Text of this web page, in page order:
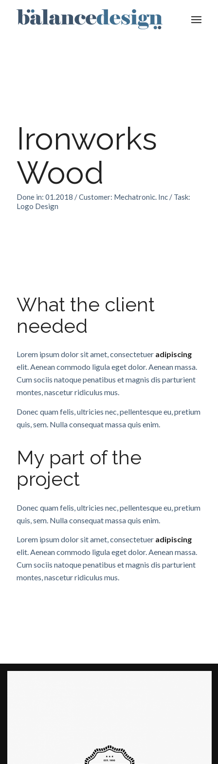
Ironworks
Wood
Done in: 01.2018 / Customer: Mechatronic. Inc / Task:
Logo Design
What the client
needed
Lorem ipsum dolor sit amet, consectetuer adipiscing
elit. Aenean commodo ligula eget dolor. Aenean massa.
Cum sociis natoque penatibus et magnis dis parturient
montes, nascetur ridiculus mus.
Donec quam felis, ultricies nec, pellentesque eu, pretium
quis, sem. Nulla consequat massa quis enim.
My part of the
project
Donec quam felis, ultricies nec, pellentesque eu, pretium
quis, sem. Nulla consequat massa quis enim.
Lorem ipsum dolor sit amet, consectetuer adipiscing
elit. Aenean commodo ligula eget dolor. Aenean massa.
Cum sociis natoque penatibus et magnis dis parturient
montes, nascetur ridiculus mus.